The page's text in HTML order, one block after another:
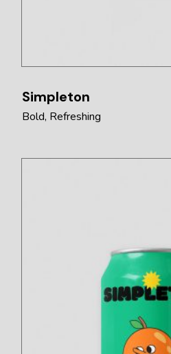
Simpleton
Bold Refreshing